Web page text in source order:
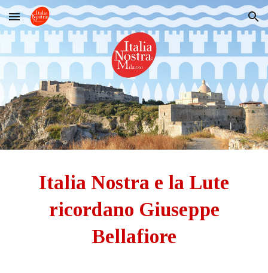
Skip to main content Skip to navigation
Italia Nostra e la Lute
ricordano Giuseppe
Bellafiore